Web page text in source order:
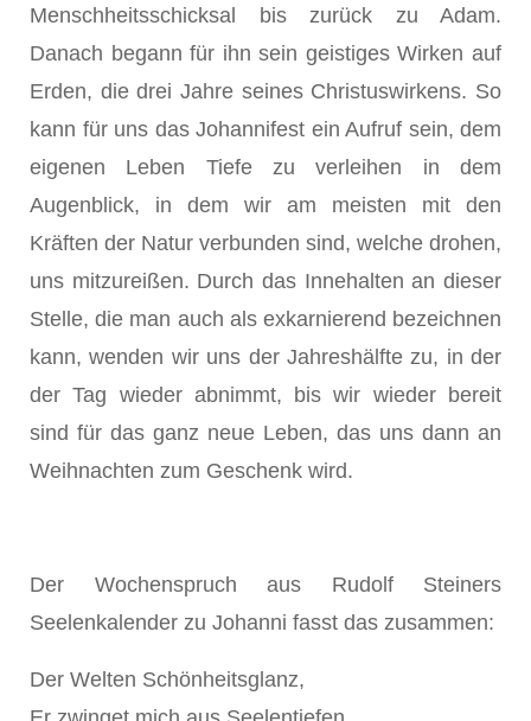
Menschheitsschicksal bis zurück zu Adam.
Danach begann für ihn sein geistiges Wirken auf
Erden, die drei Jahre seines Christuswirkens. So
kann für uns das Johannifest ein Aufruf sein, dem
eigenen Leben Tie­fe zu verleihen in dem
Augenblick, in dem wir am meisten mit den
Kräften der Natur verbunden sind, welche drohen,
uns mitzureißen. Durch das Innehalten an dieser
Stelle, die man auch als exkarnierend bezeichnen
kann, wenden wir uns der Jahreshälf­te zu, in der
der Tag wieder abnimmt, bis wir wieder bereit
sind für das ganz neue Leben, das uns dann an
Weih­nachten zum Geschenk wird.
Der Wochenspruch aus Rudolf Stei­ners
Seelenkalender zu Johanni fasst das zusammen:
Der Welten Schönheitsglanz,